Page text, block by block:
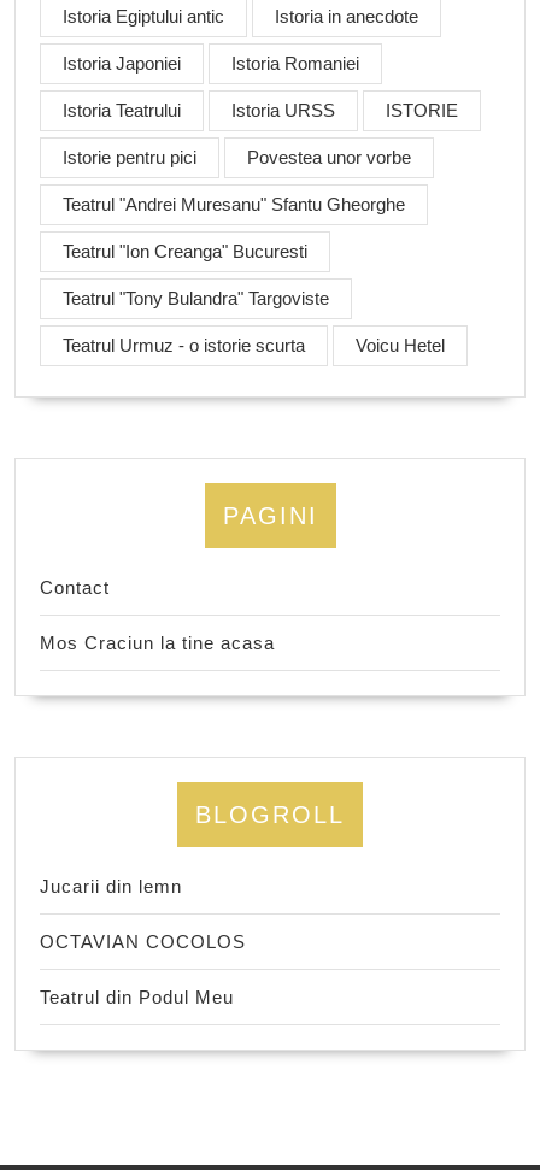
Istoria Egiptului antic Istoria in anecdote
Istoria Japoniei Istoria Romaniei
Istoria Teatrului Istoria URSS ISTORIE
Istorie pentru pici Povestea unor vorbe
Teatrul "Andrei Muresanu" Sfantu Gheorghe
Teatrul "Ion Creanga" Bucuresti
Teatrul "Tony Bulandra" Targoviste
Teatrul Urmuz - o istorie scurta Voicu Hetel
PAGINI
Contact
Mos Craciun la tine acasa
BLOGROLL
Jucarii din lemn
OCTAVIAN COCOLOS
Teatrul din Podul Meu